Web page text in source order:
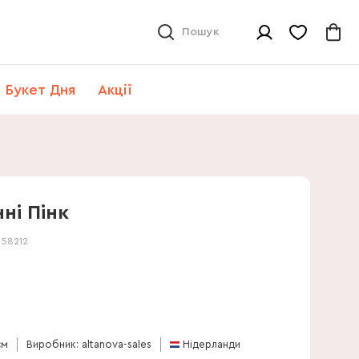
Пошук
Букет Дня Акції
Пінк
58212
Виробник: altanova-sales Нідерланди